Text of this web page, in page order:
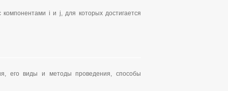
i и j, для которых достигается
его виды и методы проведения, способы